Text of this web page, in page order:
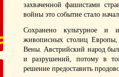
захваченной фашистами
войны это событие стало
Сохранено культурное и
живописных столиц Европы,
Вены. Австрийский народ
и разрушений, потому в
решение предоставить